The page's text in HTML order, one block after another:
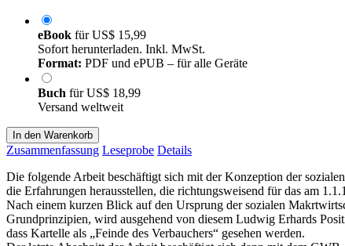
eBook fürUS$ 15,99
Sofort herunterladen. Inkl. MwSt.
Format: PDF und ePUB – für alle Geräte
Buch fürUS$ 18,99
Versand weltweit
In den Warenkorb
Zusammenfassung Leseprobe Details
Die folgende Arbeit beschäftigt sich mit der Konzeption der
die Erfahrungen herausstellen, die richtungsweisend für das am
Nach einem kurzen Blick auf den Ursprung der sozialen
Grundprinzipien, wird ausgehend von diesem Ludwig Erhards
dass Kartelle als „Feinde des Verbauchers“ gesehen werden.